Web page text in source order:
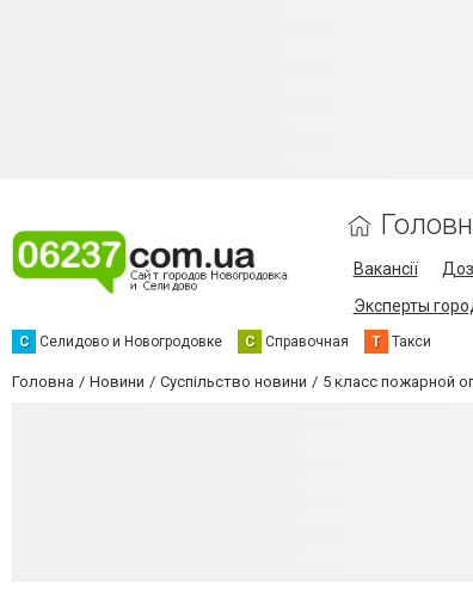
Вакансії
Эксперты
С Селидово и Новогродовке С Справочная Т Такси
Головна Новини Суспільство новини 5 класс пожарной